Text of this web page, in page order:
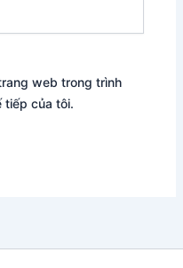
web trong trình
tiếp của tôi.